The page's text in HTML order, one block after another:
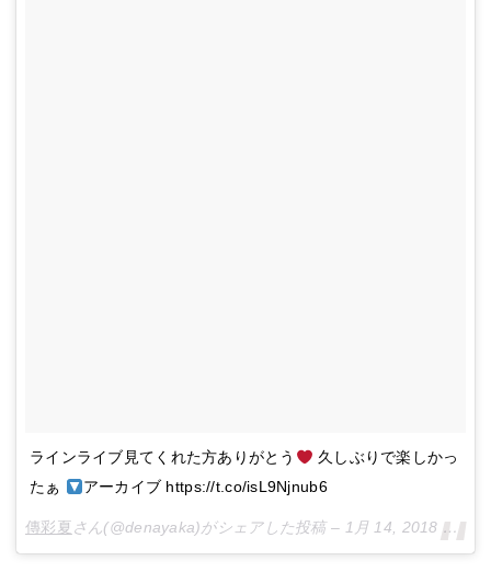
ラインライブ見てくれた方ありがとう
久しぶりで楽しかっ
たぁ
アーカイブ https://t.co/isL9Njnub6
傳彩夏さん(@denayaka)がシェアした投稿 – 1月 14, 2018 at 12:57午前 PST